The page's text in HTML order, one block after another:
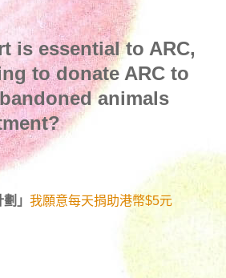
is essential to ARC,
to donate ARC to
animals
」 我願意每天捐助港幣$5元